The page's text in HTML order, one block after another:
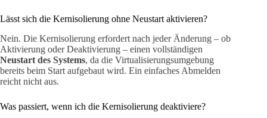
Lässt sich die Kernisolierung ohne Neustart aktivieren?
Nein. Die Kernisolierung erfordert nach jeder Änderung – ob
Aktivierung oder Deaktivierung – einen vollständigen
Neustart des Systems, da die Virtualisierungsumgebung
bereits beim Start aufgebaut wird. Ein einfaches Abmelden
reicht nicht aus.
Was passiert, wenn ich die Kernisolierung deaktiviere?